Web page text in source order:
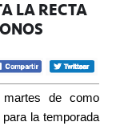
LA RECTA
martes de como
la temporada